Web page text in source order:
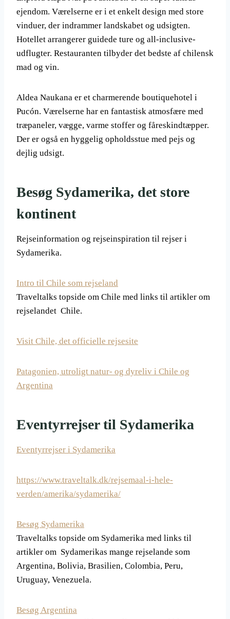
ejendom. Værelserne er i et enkelt design med store
vinduer, der indrammer landskabet og udsigten.
Hotellet arrangerer guidede ture og all-inclusive-
udflugter. Restauranten tilbyder det bedste af chilensk
mad og vin.
Aldea Naukana er et charmerende boutiquehotel i
Pucón. Værelserne har en fantastisk atmosfære med
træpaneler, vægge, varme stoffer og fåreskindtæpper.
Der er også en hyggelig opholdsstue med pejs og
dejlig udsigt.
Besøg Sydamerika, det store
kontinent
Rejseinformation og rejseinspiration til rejser i
Sydamerika.
Intro til Chile som rejseland
Traveltalks topside om Chile med links til artikler om
rejselandet Chile.
Visit Chile, det officielle rejsesite
Patagonien, utroligt natur- og dyreliv i Chile og
Argentina
Eventyrrejser til Sydamerika
Eventyrrejser i Sydamerika
https://www.traveltalk.dk/rejsemaal-i-hele-
verden/amerika/sydamerika/
Besøg Sydamerika
Traveltalks topside om Sydamerika med links til
artikler om Sydamerikas mange rejselande som
Argentina, Bolivia, Brasilien, Colombia, Peru,
Uruguay, Venezuela.
Besøg Argentina